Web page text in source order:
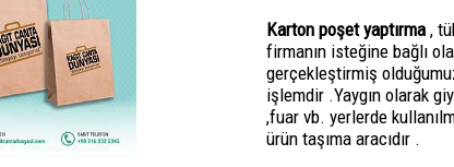
Karton poşet yaptırma ,
firmanın isteğine bağlı
gerçekleştirmiş
işlemdir .Yaygın olarak
,fuar vb. yerlerde
ürün taşıma aracıdır .